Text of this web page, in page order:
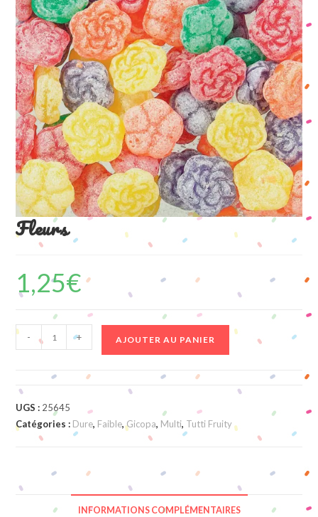
Fleurs
1,25€
quantité
de
- + AJOUTER AU PANIER
UGS : 25645
Catégories : Dure, Faible,Gicopa, Multi, Tutti Fruity
INFORMATIONS COMPLÉMENTAIRES